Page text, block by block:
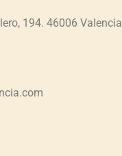
194. 46006 Valencia